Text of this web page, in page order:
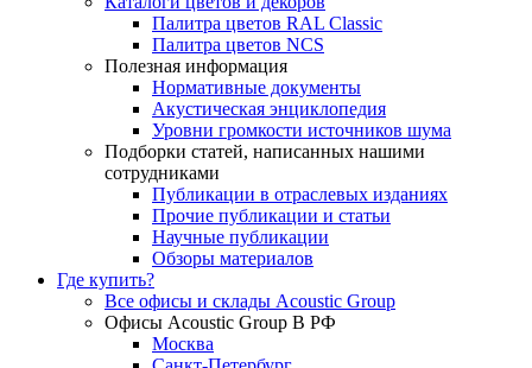
Палитра цветов RAL Сlassic
Палитра цветов NCS
Полезная информация
Нормативные документы
Акустическая энциклопедия
Уровни громкости источников шума
Подборки статей, написанных нашими
сотрудниками
Публикации в отраслевых изданиях
Прочие публикации и статьи
Научные публикации
Обзоры материалов
Где купить?
Все офисы и склады Acoustic Group
Офисы Acoustic Group В РФ
Москва